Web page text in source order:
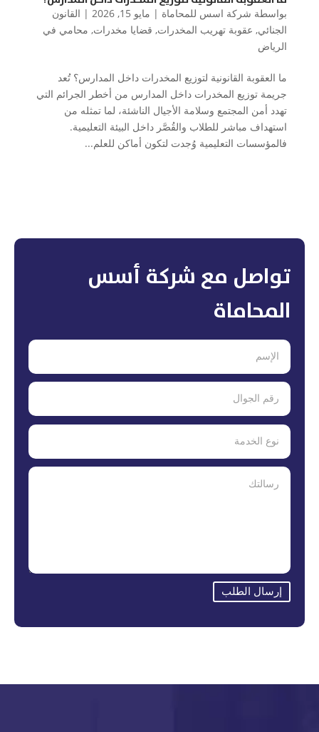
بواسطة شركة اسس للمحاماة | مايو 15, 2026 | القانون
الجنائي, عقوبة تهريب المخدرات, قضايا مخدرات, محامي في
الرياض
ما العقوبة القانونية لتوزيع المخدرات داخل المدارس؟ تُعد
جريمة توزيع المخدرات داخل المدارس من أخطر الجرائم التي
تهدد أمن المجتمع وسلامة الأجيال الناشئة، لما تمثله من
استهداف مباشر للطلاب والقُصَّر داخل البيئة التعليمية.
فالمؤسسات التعليمية وُجدت لتكون أماكن للعلم...
تواصل مع شركة أسس
المحاماة
إرسال الطلب